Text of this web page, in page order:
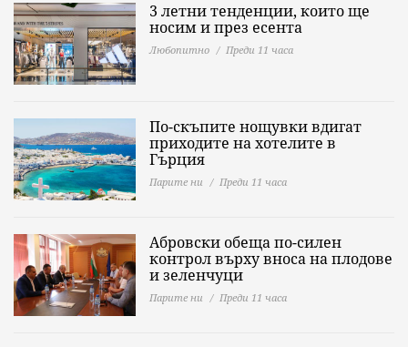
3 летни тенденции, които ще
носим и през есента
Любопитно Преди 11 часа
По-скъпите нощувки вдигат
приходите на хотелите в
Гърция
Парите ни Преди 11 часа
Абровски обеща по-силен
контрол върху вноса на плодове
и зеленчуци
Парите ни Преди 11 часа